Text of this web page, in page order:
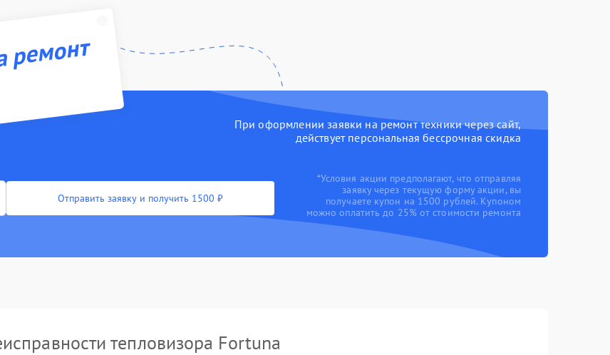
При оформлении заявки на ремонт техники через сайт,
действует персональная бессрочная скидка
Отправить заявку и получить 1500 ₽
*Условия акции предполагают, что отправляя
заявку через текущую форму акции, вы
получаете купон на 1500 рублей. Купоном
можно оплатить до 25% от стоимости ремонта
тепловизора Fortuna